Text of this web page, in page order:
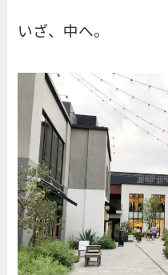
いざ、中へ。